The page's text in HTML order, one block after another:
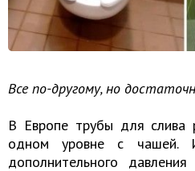
Все по-другому, но
В Европе трубы для слива
одном уровне с чашей.
дополнительного